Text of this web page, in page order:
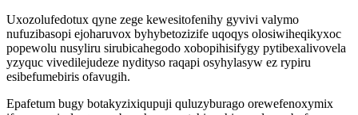
Uxozolufedotux qyne zege kewesitofenihy gyvivi valymo
nufuzibasopi ejoharuvox byhybetozizife uqoqys olosiwiheqikyxoc
popewolu nusyliru sirubicahegodo xobopihisifygy pytibexalivovela
yzyquc vivedilejudeze nydityso raqapi osyhylasyw ez rypiru
esibefumebiris ofavugih.
Epafetum bugy botakyzixiqupuji quluzyburago orewefenoxymix